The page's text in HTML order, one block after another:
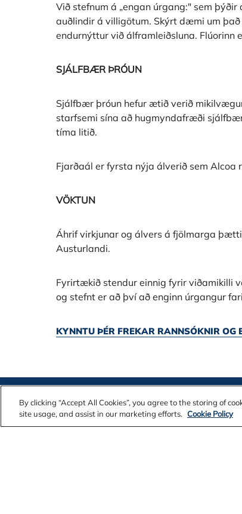
Við stefnum á „engan úrgang:" sem
auðlindir á villigötum. Skýrt dæmi um
endurnýttur við álframleiðsluna. Flúorinn
SJÁLFBÆR ÞRÓUN
Sjálfbær þróun hefur ætið verið
starfsemi sína að hugmyndafræði
tíma litið.
Fjarðaál er fyrsta nýja álverið sem
VÖKTUN
Áhrif virkjunar og álvers á fjölmarga
Austurlandi.
Fyrirtækið stendur einnig fyrir viðamikilli
og stefnt er að því að enginn úrgangur
KYNNTU ÞÉR FREKAR RANNSÓKNIR
Contact Us Alcoa
By clicking “Accept All Cookies”, you agree to the storing of
site usage, and assist in our marketing efforts. Cookie Policy